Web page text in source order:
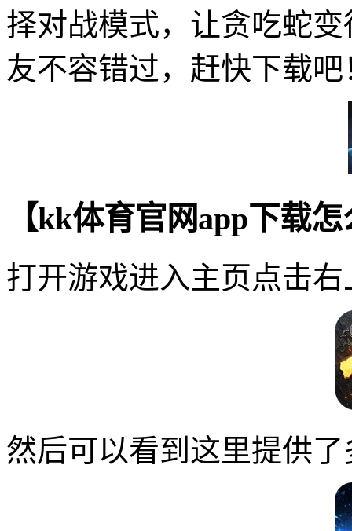
择对战模式，让贪吃蛇
友不容错过，赶快下载吧
【kk体育官网app下载
打开游戏进入主页点击
然后可以看到这里提供